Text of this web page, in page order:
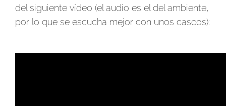
del siguiente vídeo (el audio es el del ambiente,
por lo que se escucha mejor con unos cascos):